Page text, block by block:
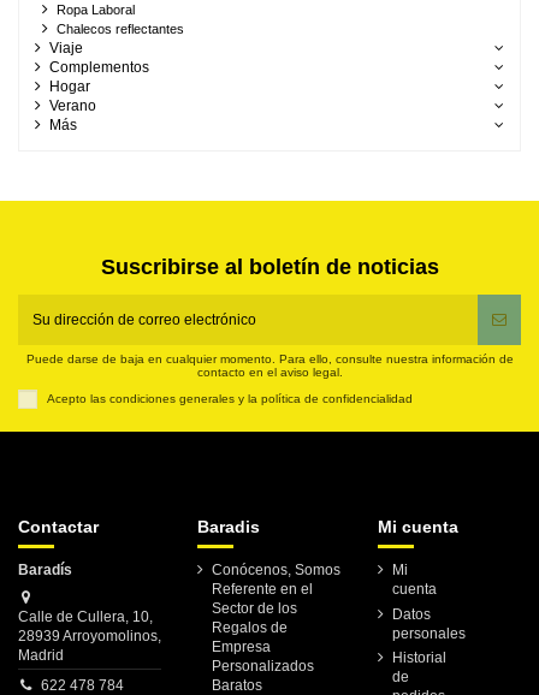
Ropa Laboral
Chalecos reflectantes
Viaje
Complementos
Hogar
Verano
Más
Suscribirse al boletín de noticias
Puede darse de baja en cualquier momento. Para ello, consulte nuestra información de
contacto en el aviso legal.
Acepto las condiciones generales y la política de confidencialidad
Contactar
Baradís
Calle de Cullera, 10,
28939 Arroyomolinos,
Madrid
622 478 784
Baradis
Conócenos, Somos
Referente en el
Sector de los
Regalos de
Empresa
Personalizados
Baratos
Mi cuenta
Mi
cuenta
Datos
personales
Historial
de